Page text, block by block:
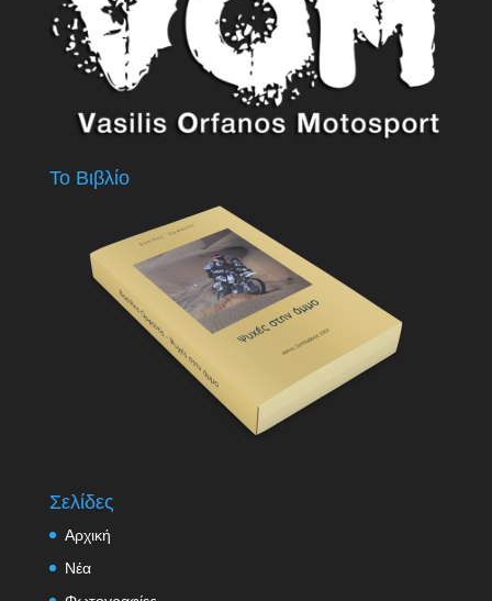
Το Βιβλίο
Σελίδες
Αρχική
Νέα